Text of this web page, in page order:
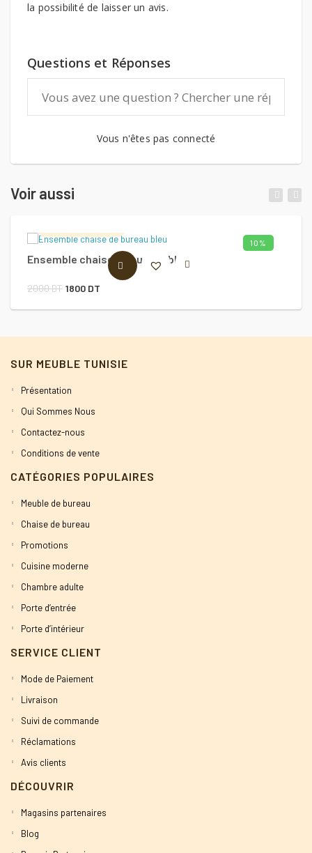
la possibilité de laisser un avis.
Questions et Réponses
Vous n'êtes pas connecté
Voir aussi
10%
Ensemble chaise de bureau bleu
2000DT Le
prix
2000 DT.
1800 DT
prix
1800 DT.
AJOUTER AU PANIER
SUR MEUBLE TUNISIE
Présentation
Qui Sommes Nous
Contactez-nous
Conditions de vente
CATÉGORIES POPULAIRES
Meuble de bureau
Chaise de bureau
Promotions
Cuisine moderne
Chambre adulte
Porte d’entrée
Porte d’intérieur
SERVICE CLIENT
Mode de Paiement
Livraison
Suivi de commande
Réclamations
Avis clients
DÉCOUVRIR
Magasins partenaires
Blog